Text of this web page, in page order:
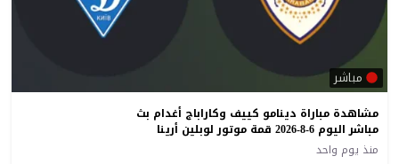
مباشر
مشاهدة مباراة دينامو كييف وكاراباج أغدام بث
مباشر اليوم 6-8-2026 قمة موتور لوبلين أرينا
منذ يوم واحد